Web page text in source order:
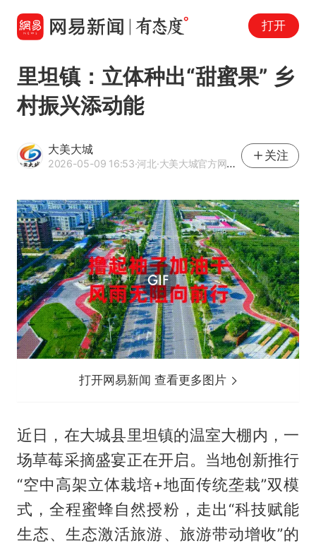
打开
里坦镇：立体种出“甜蜜果” 乡
村振兴添动能
大美大城
2026-05-09 16:53·河北·大美大城官方网易号
关注
打开网易新闻 查看更多图片
近日，在大城县里坦镇的温室大棚内，一
场草莓采摘盛宴正在开启。当地创新推行
“空中高架立体栽培+地面传统垄栽”双模
式，全程蜜蜂自然授粉，走出“科技赋能
生态、生态激活旅游、旅游带动增收”的